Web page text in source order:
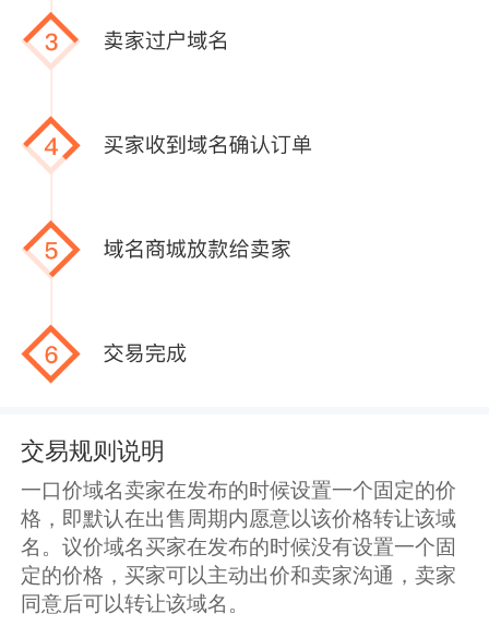
交易规则说明
一口价域名卖家在发布的时候设置一个固定的价
格，即默认在出售周期内愿意以该价格转让该域
名。议价域名买家在发布的时候没有设置一个固
定的价格，买家可以主动出价和卖家沟通，卖家
同意后可以转让该域名。